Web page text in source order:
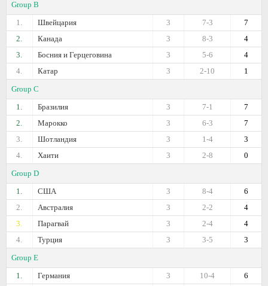
Group B
1.
Швейцария 7
7-3
3
2.
Канада 4
8-3
3
3.
Босния и Герцеговина 4
5-6
3
4.
Катар 1
2-10
3
Group C
1.
Бразилия 7
7-1
3
2.
Марокко 7
6-3
3
3.
Шотландия 3
1-4
3
4.
Хаити 0
2-8
3
Group D
1.
США 6
8-4
3
2.
Австралия 4
2-2
3
3.
Парагвай 4
2-4
3
4.
Турция 3
3-5
3
Group E
1.
Германия 6
10-4
3